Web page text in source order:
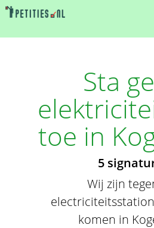
Sta
toe in
5
Wij zijn
komen in